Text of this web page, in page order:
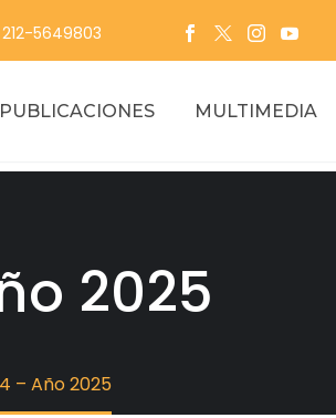
5649803
PUBLICACIONES MULTIMEDIA
2025
– Año 2025